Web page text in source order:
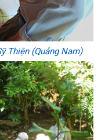
Thiện (Quảng Nam)